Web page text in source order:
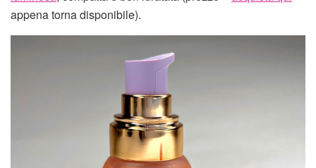
appena torna disponibile).